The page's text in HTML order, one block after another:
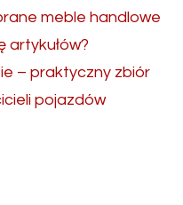
meble handlowe
artykułów?
– praktyczny zbiór
pojazdów